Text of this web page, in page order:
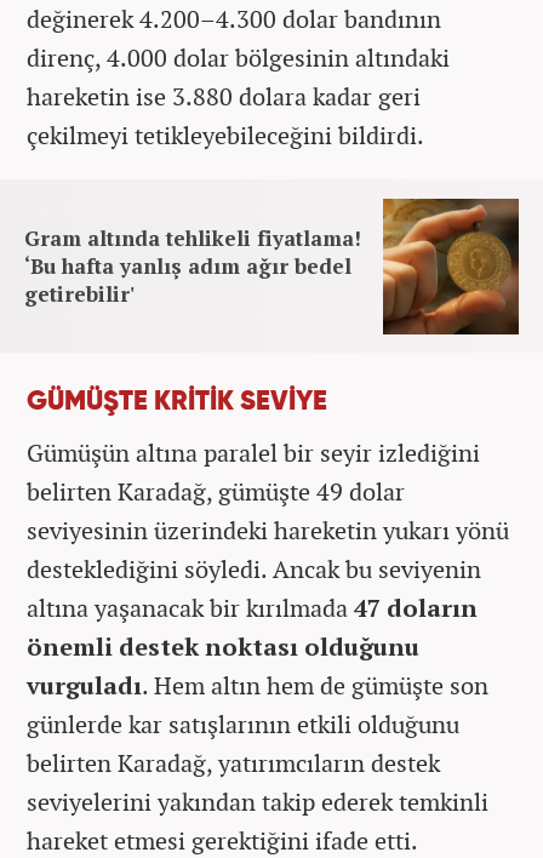
değinerek 4.200–4.300 dolar bandının
direnç, 4.000 dolar bölgesinin altındaki
hareketin ise 3.880 dolara kadar geri
çekilmeyi tetikleyebileceğini bildirdi.
Gram altında tehlikeli fiyatlama!
‘Bu hafta yanlış adım ağır bedel
getirebilir'
GÜMÜŞTE KRİTİK SEVİYE
Gümüşün altına paralel bir seyir izlediğini
belirten Karadağ, gümüşte 49 dolar
seviyesinin üzerindeki hareketin yukarı yönü
desteklediğini söyledi. Ancak bu seviyenin
altına yaşanacak bir kırılmada47 doların
önemli destek noktası olduğunu
vurguladı. Hem altın hem de gümüşte son
günlerde kar satışlarının etkili olduğunu
belirten Karadağ, yatırımcıların destek
seviyelerini yakından takip ederek temkinli
hareket etmesi gerektiğini ifade etti.